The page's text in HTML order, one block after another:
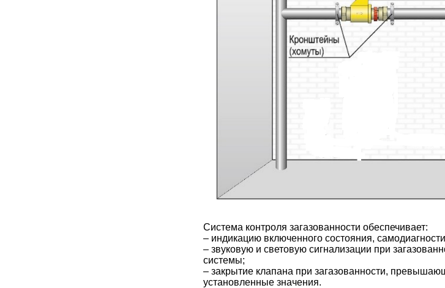
Система контроля загазованности обеспечивает:
– индикацию включенного состояния,
– звуковую и световую сигнализации при
системы;
– закрытие клапана при загазованности,
установленные значения.